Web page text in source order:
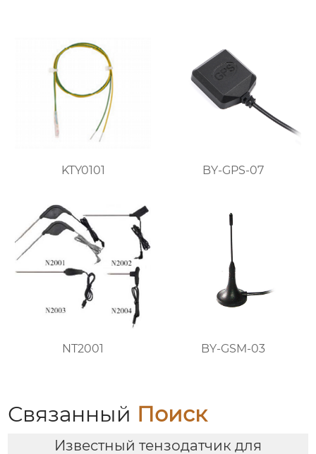
KTY0101 BY-GPS-07
NT2001 BY-GSM-03
Связанный Поиск
Известный тензодатчик для